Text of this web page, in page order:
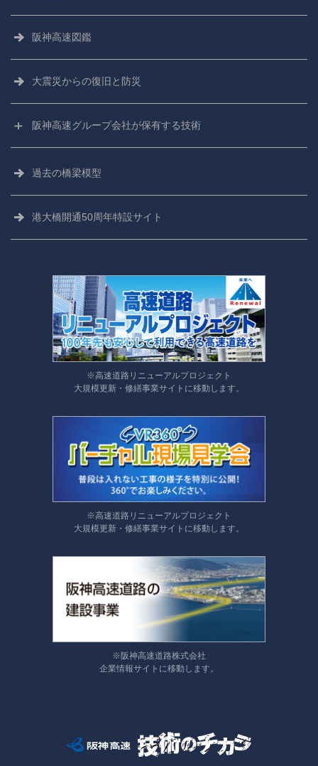
阪神高速図鑑
大震災からの復旧と防災
阪神高速グループ会社が保有する技術
阪神高速技術株式会社
過去の橋梁模型
港大橋開通50周年特設サイト
※高速道路リニューアルプロジェクト
大規模更新・修繕事業サイトに移動します。
※高速道路リニューアルプロジェクト
大規模更新・修繕事業サイトに移動します。
※阪神高速道路株式会社
企業情報サイトに移動します。